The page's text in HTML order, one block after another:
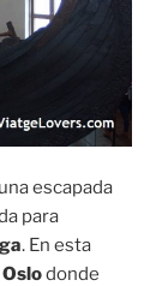
escapada
para
. En esta
donde